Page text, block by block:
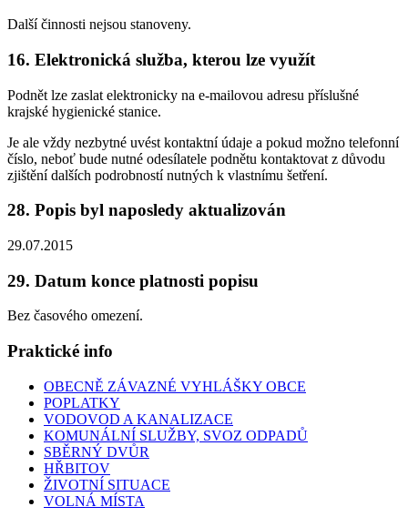
Další činnosti nejsou stanoveny.
16. Elektronická služba, kterou lze využít
Podnět lze zaslat elektronicky na e-mailovou adresu příslušné
krajské hygienické stanice.
Je ale vždy nezbytné uvést kontaktní údaje a pokud možno telefonní
číslo, neboť bude nutné odesílatele podnětu kontaktovat z důvodu
zjištění dalších podrobností nutných k vlastnímu šetření.
28. Popis byl naposledy aktualizován
29.07.2015
29. Datum konce platnosti popisu
Bez časového omezení.
Praktické info
OBECNĚ ZÁVAZNÉ VYHLÁŠKY OBCE
POPLATKY
VODOVOD A KANALIZACE
KOMUNÁLNÍ SLUŽBY, SVOZ ODPADŮ
SBĚRNÝ DVŮR
HŘBITOV
ŽIVOTNÍ SITUACE
VOLNÁ MÍSTA